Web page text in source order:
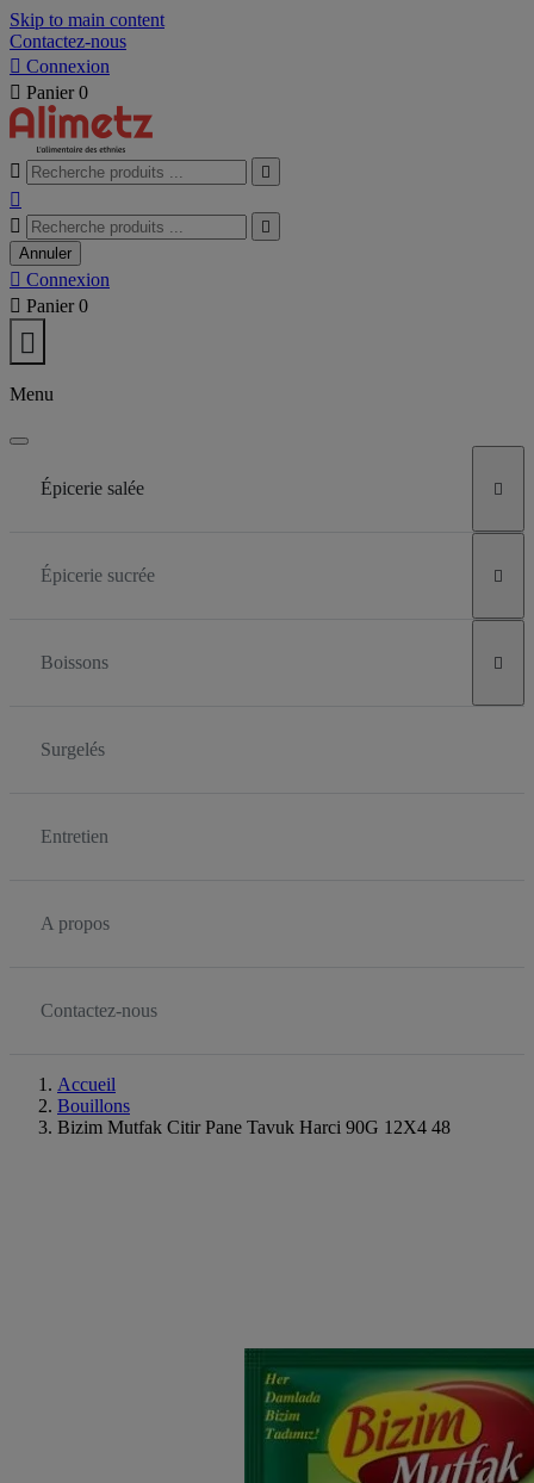
Skip to main content
Contactez-nous
 Connexion
 Panier 0
 



Annuler
 Connexion
 Panier 0

Menu
Épicerie salée 
Épicerie sucrée 
Boissons 
Surgelés
Entretien
A propos
Contactez-nous
Accueil
Bouillons
Bizim Mutfak Citir Pane Tavuk Harci 90G 12X4 48